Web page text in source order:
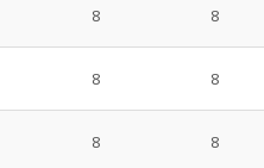
8 8
8 8
8 8